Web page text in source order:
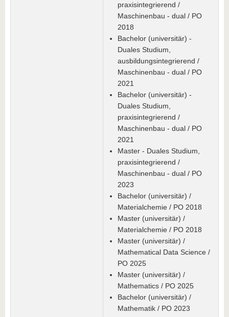
praxisintegrierend /
Maschinenbau - dual / PO
2018
Bachelor (universitär) -
Duales Studium,
ausbildungsintegrierend /
Maschinenbau - dual / PO
2021
Bachelor (universitär) -
Duales Studium,
praxisintegrierend /
Maschinenbau - dual / PO
2021
Master - Duales Studium,
praxisintegrierend /
Maschinenbau - dual / PO
2023
Bachelor (universitär) /
Materialchemie / PO 2018
Master (universitär) /
Materialchemie / PO 2018
Master (universitär) /
Mathematical Data Science /
PO 2025
Master (universitär) /
Mathematics / PO 2025
Bachelor (universitär) /
Mathematik / PO 2023